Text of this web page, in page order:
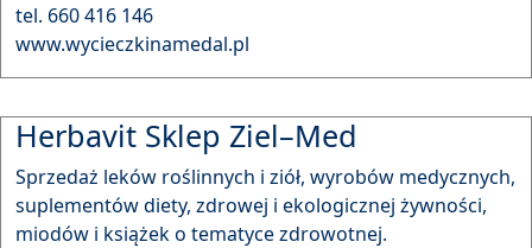
tel. 660 416 146
www.wycieczkinamedal.pl
Herbavit Sklep Ziel–Med
Sprzedaż leków roślinnych i ziół, wyrobów medycznych,
suplementów diety, zdrowej i ekologicznej żywności,
miodów i książek o tematyce zdrowotnej.